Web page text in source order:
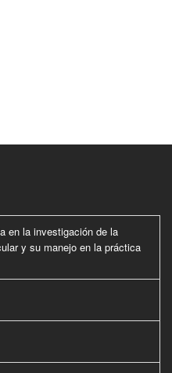
en la investigación de la
y su manejo en la práctica